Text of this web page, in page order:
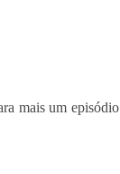
mais um episódio